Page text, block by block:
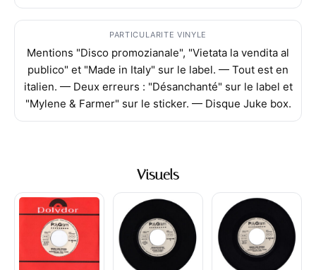
PARTICULARITE VINYLE
Mentions "Disco promozianale", "Vietata la vendita al
publico" et "Made in Italy" sur le label. — Tout est en
italien. — Deux erreurs : "Désanchanté" sur le label et
"Mylene & Farmer" sur le sticker. — Disque Juke box.
Visuels